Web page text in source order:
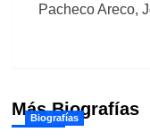
Pacheco Areco,
Más Biografías
Biografías